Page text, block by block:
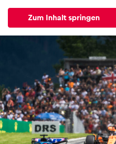
Zum Inhalt springen
News Events
News